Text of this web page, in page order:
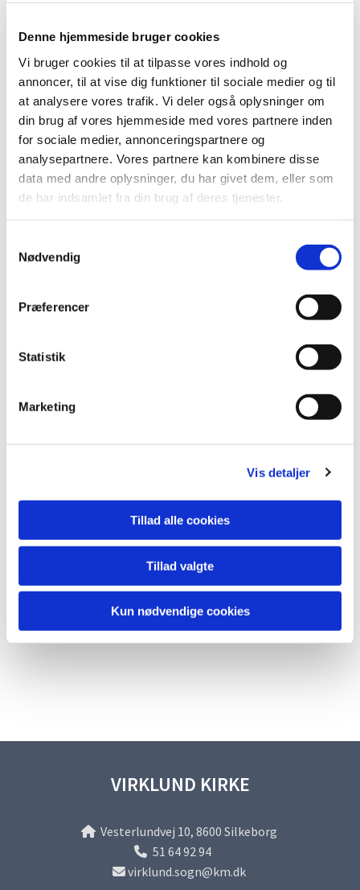
Denne hjemmeside bruger cookies
Vi bruger cookies til at tilpasse vores indhold og
annoncer, til at vise dig funktioner til sociale medier og til
at analysere vores trafik. Vi deler også oplysninger om
din brug af vores hjemmeside med vores partnere inden
for sociale medier, annonceringspartnere og
analysepartnere. Vores partnere kan kombinere disse
data med andre oplysninger, du har givet dem, eller som
de har indsamlet fra din brug af deres tjenester.
Nødvendig
Præferencer
Statistik
Marketing
Vis detaljer
Tillad alle cookies
Tillad valgte
Kun nødvendige cookies
Du vil måske også kunne
VIRKLUND KIRKE
Vesterlundvej 10, 8600 Silkeborg
 51 64 92 94
virklund.sogn@km.dk